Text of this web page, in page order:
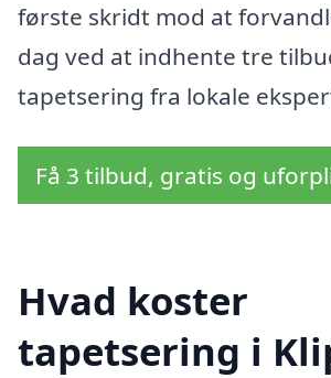
første skridt mod at
dag ved at indhente tre
tapetsering fra lokale
Få 3 tilbud, gratis og
Hvad koster
tapetsering i